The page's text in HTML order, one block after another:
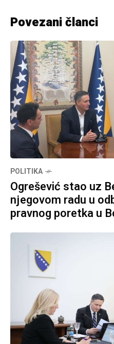
Povezani članci
POLITIKA
Ogrešević stao uz
njegovom radu u
pravnog poretka u